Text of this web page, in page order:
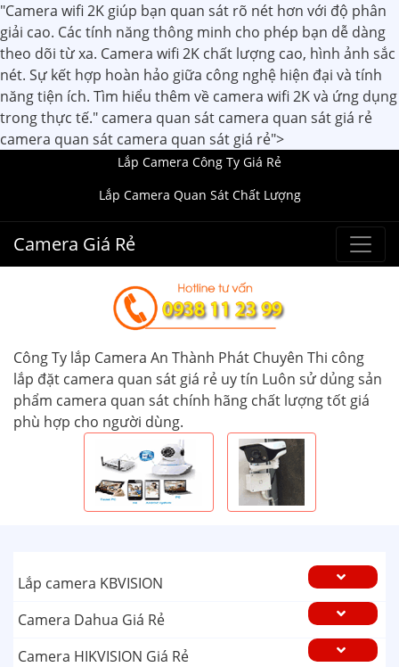
"Camera wifi 2K giúp bạn quan sát rõ nét hơn với độ phân
giải cao. Các tính năng thông minh cho phép bạn dễ dàng
theo dõi từ xa. Camera wifi 2K chất lượng cao, hình ảnh sắc
nét. Sự kết hợp hoàn hảo giữa công nghệ hiện đại và tính
năng tiện ích. Tìm hiểu thêm về camera wifi 2K và ứng dụng
trong thực tế." camera quan sát camera quan sát giá rẻ
camera quan sát camera quan sát giá rẻ">
Lắp Camera Công Ty Giá Rẻ
Lắp Camera Quan Sát Chất Lượng
Camera Giá Rẻ
Công Ty lắp Camera An Thành Phát Chuyên Thi công
lắp đặt camera quan sát giá rẻ uy tín Luôn sử dủng sản
phẩm camera quan sát chính hãng chất lượng tốt giá
phù hợp cho người dùng.
Lắp camera KBVISION
Camera Dahua Giá Rẻ
Camera HIKVISION Giá Rẻ